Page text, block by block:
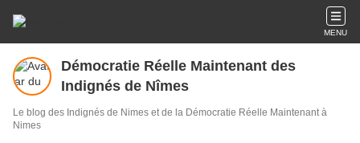
MENU
Démocratie Réelle Maintenant des
Indignés de Nîmes
Le blog des Indignés de Nimes et de la Démocratie Réelle Maintenant à
Nimes